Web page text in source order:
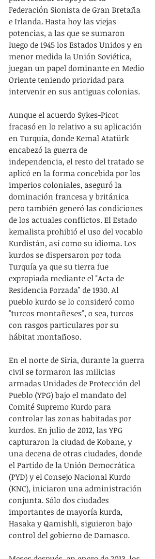
Federación Sionista de Gran Bretaña
e Irlanda. Hasta hoy las viejas
potencias, a las que se sumaron
luego de 1945 los Estados Unidos y en
menor medida la Unión Soviética,
juegan un papel dominante en Medio
Oriente teniendo prioridad para
intervenir en sus antiguas colonias.
Aunque el acuerdo Sykes-Picot
fracasó en lo relativo a su aplicación
en Turquía, donde Kemal Atatürk
encabezó la guerra de
independencia, el resto del tratado se
aplicó en la forma concebida por los
imperios coloniales, aseguró la
dominación francesa y británica
pero también generó las condiciones
de los actuales conflictos. El Estado
kemalista prohibió el uso del vocablo
Kurdistán, así como su idioma. Los
kurdos se dispersaron por toda
Turquía ya que su tierra fue
expropiada mediante el "Acta de
Residencia Forzada" de 1930. Al
pueblo kurdo se lo consideró como
"turcos montañeses", o sea, turcos
con rasgos particulares por su
hábitat montañoso.
En el norte de Siria, durante la guerra
civil se formaron las milicias
armadas Unidades de Protección del
Pueblo (YPG) bajo el mandato del
Comité Supremo Kurdo para
controlar las zonas habitadas por
kurdos. En julio de 2012, las YPG
capturaron la ciudad de Kobane, y
una decena de otras ciudades, donde
el Partido de la Unión Democrática
(PYD) y el Consejo Nacional Kurdo
(KNC), iniciaron una administración
conjunta. Sólo dos ciudades
importantes de mayoría kurda,
Hasaka y Qamishli, siguieron bajo
control del gobierno de Damasco.